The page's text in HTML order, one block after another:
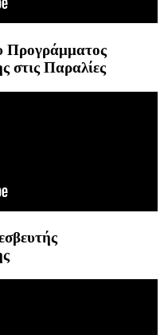
Προγράμματος
στις Παραλίες